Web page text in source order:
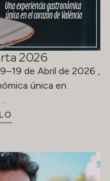
2026
de Abril de 2026 ,
única en